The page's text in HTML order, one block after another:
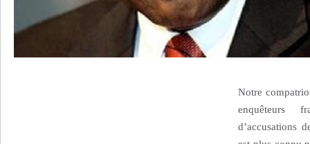
Notre
enquêteurs
d’accusations